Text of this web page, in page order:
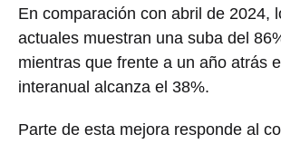
En comparación con abril de 2024,
actuales muestran una suba del
mientras que frente a un año atrás
interanual alcanza el 38%.
Parte de esta mejora responde al